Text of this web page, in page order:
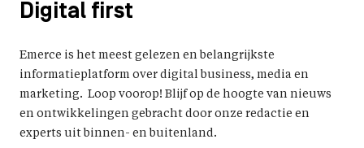
Digital first
Emerce is het meest gelezen en belangrijkste
informatieplatform over digital business, media en
marketing. Loop voorop! Blijf op de hoogte van nieuws
en ontwikkelingen gebracht door onze redactie en
experts uit binnen- en buitenland.